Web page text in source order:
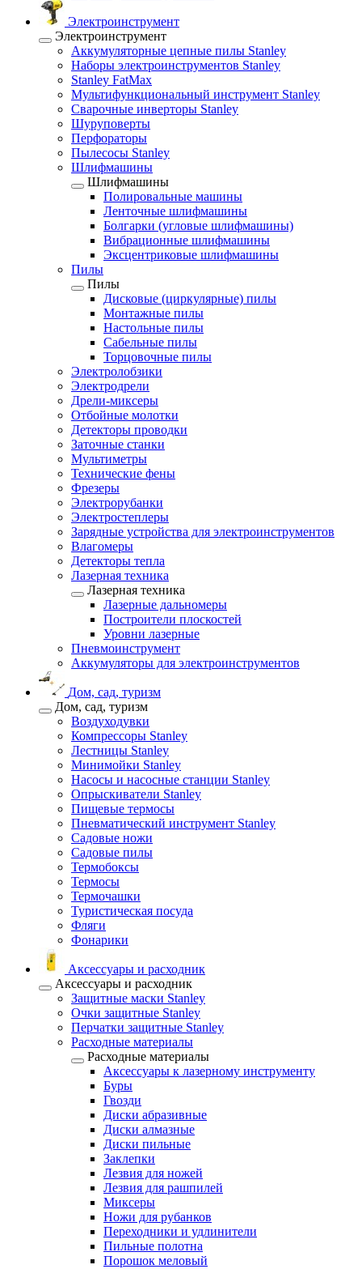
Электроинструмент
Электроинструмент
Аккумуляторные цепные пилы Stanley
Наборы электроинструментов Stanley
Stanley FatMax
Мультифункциональный инструмент Stanley
Сварочные инверторы Stanley
Шуруповерты
Перфораторы
Пылесосы Stanley
Шлифмашины
Шлифмашины
Полировальные машины
Ленточные шлифмашины
Болгарки (угловые шлифмашины)
Вибрационные шлифмашины
Эксцентриковые шлифмашины
Пилы
Пилы
Дисковые (циркулярные) пилы
Монтажные пилы
Настольные пилы
Сабельные пилы
Торцовочные пилы
Электролобзики
Электродрели
Дрели-миксеры
Отбойные молотки
Детекторы проводки
Заточные станки
Мультиметры
Технические фены
Фрезеры
Электрорубанки
Электростеплеры
Зарядные устройства для электроинструментов
Влагомеры
Детекторы тепла
Лазерная техника
Лазерная техника
Лазерные дальномеры
Построители плоскостей
Уровни лазерные
Пневмоинструмент
Аккумуляторы для электроинструментов
Дом, сад, туризм
Дом, сад, туризм
Воздуходувки
Компрессоры Stanley
Лестницы Stanley
Минимойки Stanley
Насосы и насосные станции Stanley
Опрыскиватели Stanley
Пищевые термосы
Пневматический инструмент Stanley
Садовые ножи
Садовые пилы
Термобоксы
Термосы
Термочашки
Туристическая посуда
Фляги
Фонарики
Аксессуары и расходник
Аксессуары и расходник
Защитные маски Stanley
Очки защитные Stanley
Перчатки защитные Stanley
Расходные материалы
Расходные материалы
Аксессуары к лазерному инструменту
Буры
Гвозди
Диски абразивные
Диски алмазные
Диски пильные
Заклепки
Лезвия для ножей
Лезвия для рашпилей
Миксеры
Ножи для рубанков
Переходники и удлинители
Пильные полотна
Порошок меловый